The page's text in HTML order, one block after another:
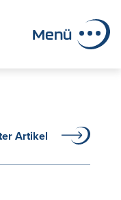
Menü
Artikel